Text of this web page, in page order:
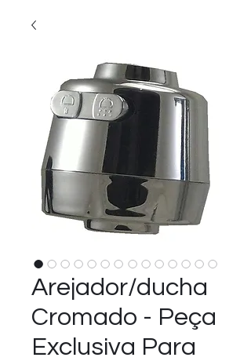
Arejador/ducha
Cromado - Peça
Exclusiva Para